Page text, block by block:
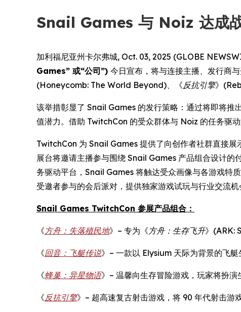
Snail Games 与 Noiz 达成
加利福尼亚州卡尔弗城, Oct. 03, 2025 (GLOBE
Games” 或“公司”) 今日宣布，将与连接主播、发行商
(Honeycomb: The World Beyond)、《反抗引擎》(
该举措彰显了 Snail Games 的发行策略：通过将即将推
值潜力。借助 TwitchCon 的受众群体与 Noiz 的任务驱
TwitchCon 为 Snail Games 提供了向创作者社群直接
展台将邀请主播参与围绕 Snail Games 产品组合设计的
务驱动平台，Snail Games 将触达受众画像与各游戏特
受邀者参与的会后派对，提供独家游戏试玩与行业交流
Snail Games TwitchCon 参展产品组合：
《方舟：失落殖民地》– 专为《方舟：生存飞升》(ARK:
《回音：飞艇传说》– 一款以 Elysium 天际为背景的飞艇
《蜂巢：异星物语》– 温馨向生存冒险游戏，玩家将扮演
《反抗引擎》– 超高速复古射击游戏，将 90 年代射击游